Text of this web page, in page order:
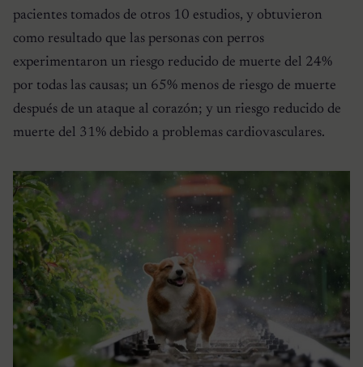
pacientes tomados de otros 10 estudios, y obtuvieron
como resultado que las personas con perros
experimentaron un riesgo reducido de muerte del 24%
por todas las causas; un 65% menos de riesgo de muerte
después de un ataque al corazón; y un riesgo reducido de
muerte del 31% debido a problemas cardiovasculares.